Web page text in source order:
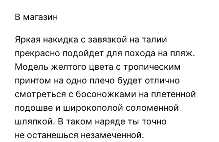
В магазин
Яркая накидка с завязкой на талии
прекрасно подойдет для похода на пляж.
Модель желтого цвета с тропическим
принтом на одно плечо будет отлично
смотреться с босоножками на плетенной
подошве и широкополой соломенной
шляпкой. В таком наряде ты точно
не останешься незамеченной.